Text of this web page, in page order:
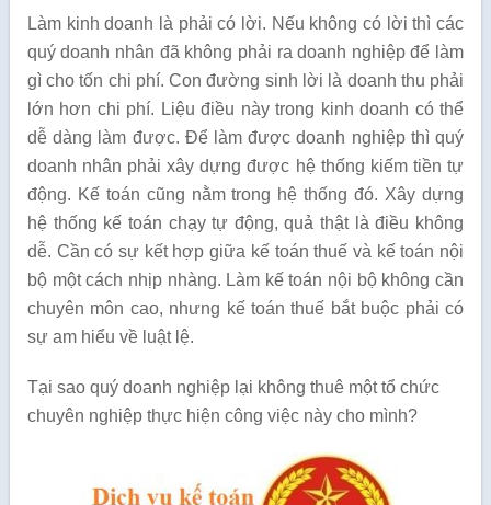
Làm kinh doanh là phải có lời. Nếu không có lời thì các
quý doanh nhân đã không phải ra doanh nghiệp để làm
gì cho tốn chi phí. Con đường sinh lời là doanh thu phải
lớn hơn chi phí. Liệu điều này trong kinh doanh có thể
dễ dàng làm được. Để làm được doanh nghiệp thì quý
doanh nhân phải xây dựng được hệ thống kiếm tiền tự
động. Kế toán cũng nằm trong hệ thống đó. Xây dựng
hệ thống kế toán chạy tự động, quả thật là điều không
dễ. Cần có sự kết hợp giữa kế toán thuế và kế toán nội
bộ một cách nhịp nhàng. Làm kế toán nội bộ không cần
chuyên môn cao, nhưng kế toán thuế bắt buộc phải có
sự am hiểu về luật lệ.
Tại sao quý doanh nghiệp lại không thuê một tổ chức
chuyên nghiệp thực hiện công việc này cho mình?